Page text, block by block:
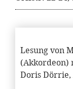
Lesung von
(Akkordeon)
Doris Dörrie,